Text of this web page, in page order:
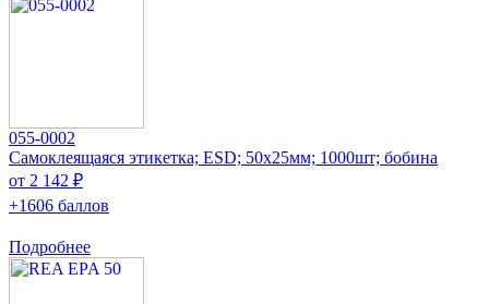
055-0002
Самоклеящаяся этикетка; ESD; 50x25мм; 1000шт; бобина
от 2 142 ₽
+1606 баллов
Подробнее